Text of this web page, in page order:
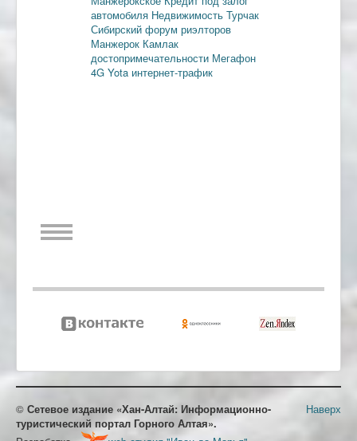
автомобиля Недвижимость Турчак
Сибирский форум риэлторов
Манжерок Камлак
достопримечательности Мегафон
4G Yota интернет-трафик
Наверх
© Сетевое издание «Хан-Алтай: Информационно-
туристический портал Горного Алтая».